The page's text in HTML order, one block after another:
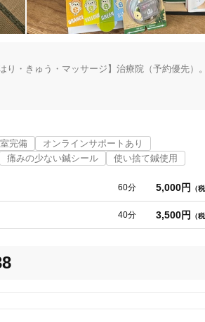
・きゅう・マッサージ】治療院（予約優先）。
美容・スポーツ障害・パフォーマンス向上など
ります。
完備
オンラインサポートあり
痛みの少ない鍼シール 使い捨て鍼使用
60分 5,000円 （
40分 3,500円 （